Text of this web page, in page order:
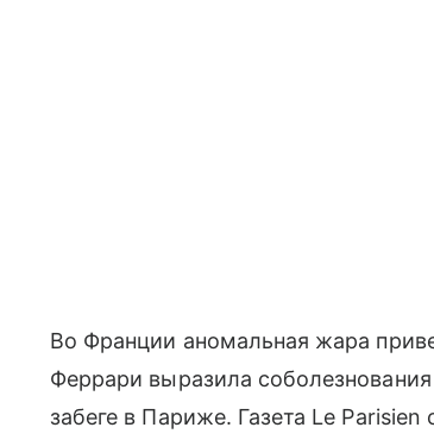
Во Франции аномальная жара
Феррари выразила
забеге в Париже. Газета Le